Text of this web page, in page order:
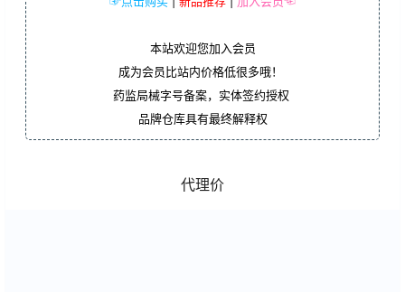
本站欢迎您加入会员
成为会员比站内价格低很多哦！
药监局械字号备案，实体签约授权
品牌仓库具有最终解释权
代理价